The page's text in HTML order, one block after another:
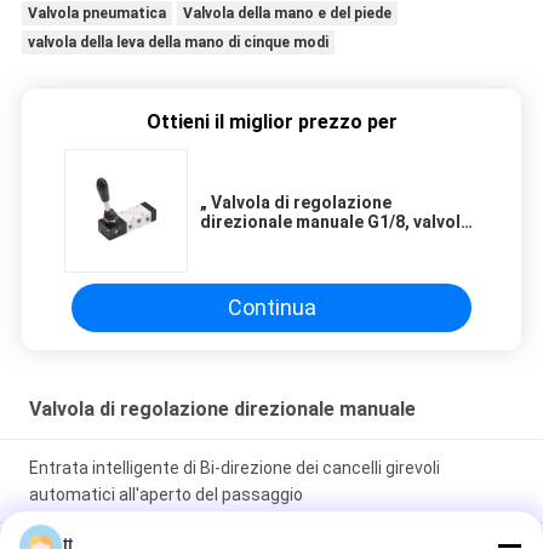
Valvola pneumatica
Valvola della mano e del piede
valvola della leva della mano di cinque modi
Ottieni il miglior prezzo per
„ Valvola di regolazione
direzionale manuale G1/8, valvola
Continua
Valvola di regolazione direzionale manuale
Entrata intelligente di Bi-direzione dei cancelli girevoli
automatici all'aperto del passaggio
tt